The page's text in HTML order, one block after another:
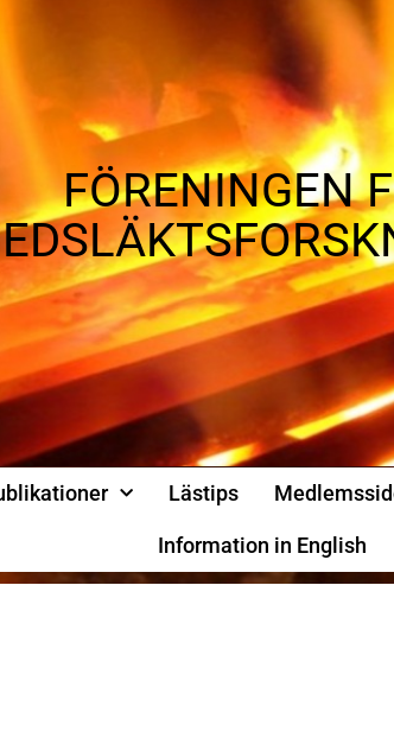
FÖRENINGEN
Lästips
Information in English